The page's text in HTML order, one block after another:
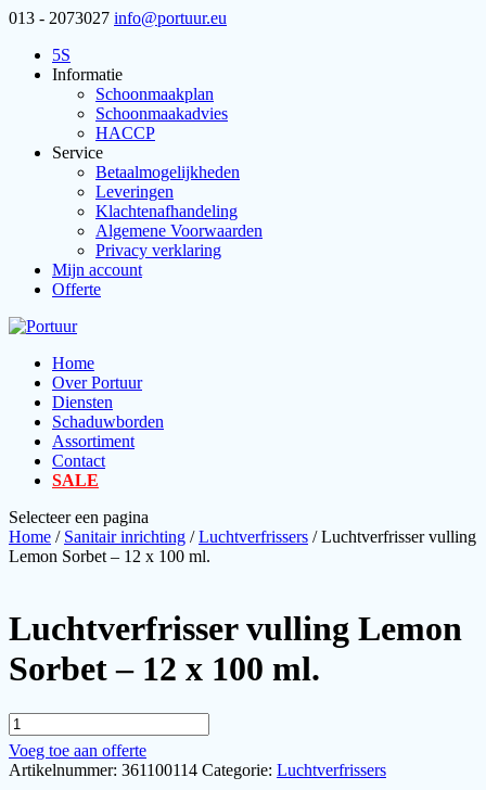
013 - 2073027 info@portuur.eu
5S
Informatie
Schoonmaakplan
Schoonmaakadvies
HACCP
Service
Betaalmogelijkheden
Leveringen
Klachtenafhandeling
Algemene Voorwaarden
Privacy verklaring
Mijn account
Offerte
Home
Over Portuur
Diensten
Schaduwborden
Assortiment
Contact
SALE
Selecteer een pagina
Home / Sanitair inrichting /Luchtverfrissers / Luchtverfrisser vulling
Lemon Sorbet – 12 x 100 ml.
Luchtverfrisser vulling Lemon
Sorbet – 12 x 100 ml.
Luchtverfrisser
vulling
Lemon
Sorbet
Voeg toe aan offerte
Artikelnummer: 361100114 Categorie: Luchtverfrissers